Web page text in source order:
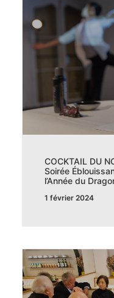
COCKTAIL DU
Soirée
l’Année du
1 février 2024